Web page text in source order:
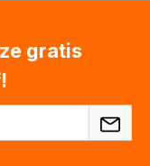
gratis